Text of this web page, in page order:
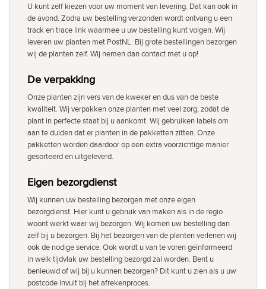
U kunt zelf kiezen voor uw moment van levering. Dat kan ook in
de avond. Zodra uw bestelling verzonden wordt ontvang u een
track en trace link waarmee u uw bestelling kunt volgen. Wij
leveren uw planten met PostNL. Bij grote bestellingen bezorgen
wij de planten zelf. Wij nemen dan contact met u op!
De verpakking
Onze planten zijn vers van de kweker en dus van de beste
kwaliteit. Wij verpakken onze planten met veel zorg, zodat de
plant in perfecte staat bij u aankomt. Wij gebruiken labels om
aan te duiden dat er planten in de pakketten zitten. Onze
pakketten worden daardoor op een extra voorzichtige manier
gesorteerd en uitgeleverd.
Eigen bezorgdienst
Wij kunnen uw bestelling bezorgen met onze eigen
bezorgdienst. Hier kunt u gebruik van maken als in de regio
woont werkt waar wij bezorgen. Wij komen uw bestelling dan
zelf bij u bezorgen. Bij het bezorgen van de planten verlenen wij
ook de nodige service. Ook wordt u van te voren geïnformeerd
in welk tijdvlak uw bestelling bezorgd zal worden. Bent u
benieuwd of wij bij u kunnen bezorgen? Dit kunt u zien als u uw
postcode invult bij het afrekenproces.